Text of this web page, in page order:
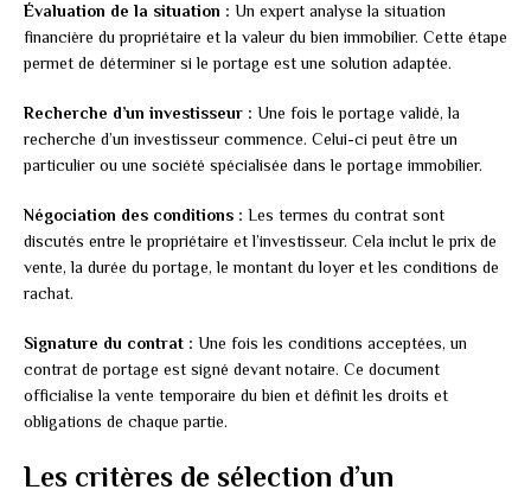
Évaluation de la situation : Un expert analyse la situation
financière du propriétaire et la valeur du bien immobilier. Cette étape
permet de déterminer si le portage est une solution adaptée.
Recherche d’un investisseur : Une fois le portage validé, la
recherche d’un investisseur commence. Celui-ci peut être un
particulier ou une société spécialisée dans le portage immobilier.
Négociation des conditions : Les termes du contrat sont
discutés entre le propriétaire et l’investisseur. Cela inclut le prix de
vente, la durée du portage, le montant du loyer et les conditions de
rachat.
Signature du contrat : Une fois les conditions acceptées, un
contrat de portage est signé devant notaire. Ce document
officialise la vente temporaire du bien et définit les droits et
obligations de chaque partie.
Les critères de sélection d’un